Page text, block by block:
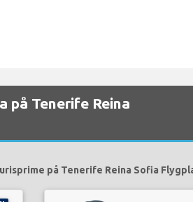
på Tenerife Reina
på Tenerife Reina Sofia